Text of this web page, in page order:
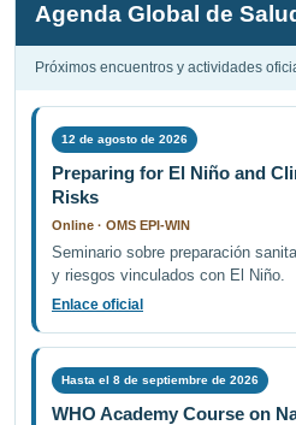
Agenda Global de
Próximos encuentros y actividades
12 de agosto de 2026
Preparing for El Niño and
Risks
Online · OMS EPI-WIN
Seminario sobre preparación
y riesgos vinculados con El Niño.
Enlace oficial
Hasta el 8 de septiembre de 2026
WHO Academy Course on